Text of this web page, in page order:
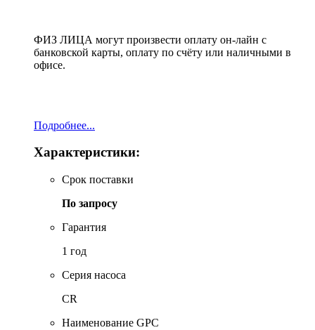
ФИЗ ЛИЦА могут произвести оплату он-лайн с
банковской карты, оплату по счёту или наличными в
офисе.
Подробнее...
Характеристики:
Срок поставки
По запросу
Гарантия
1 год
Серия насоса
CR
Наименование GPC